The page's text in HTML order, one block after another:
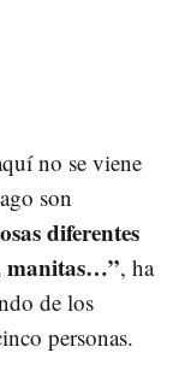
no se viene
son
diferentes
manitas…”, ha
de los
personas.